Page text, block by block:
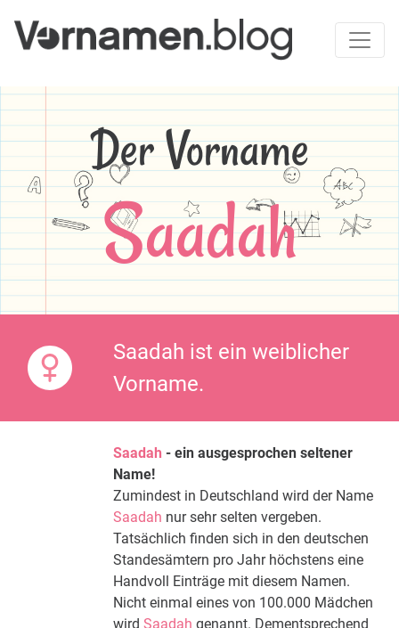
Der Vorname
Saadah
Saadah ist ein weiblicher
Vorname.
Saadah - ein ausgesprochen seltener
Name!
Zumindest in Deutschland wird der Name
Saadah nur sehr selten vergeben.
Tatsächlich finden sich in den deutschen
Standesämtern pro Jahr höchstens eine
Handvoll Einträge mit diesem Namen.
Nicht einmal eines von 100.000 Mädchen
wird Saadah genannt. Dementsprechend